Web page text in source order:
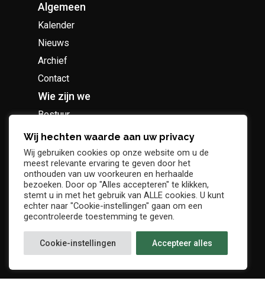
Algemeen
Kalender
Nieuws
Archief
Contact
Wie zijn we
Bestuur
Geschiedenis
Supportersclub
Socio Business Club
Wij hechten waarde aan uw privacy
Wij gebruiken cookies op onze website om u de
meest relevante ervaring te geven door het
onthouden van uw voorkeuren en herhaalde
bezoeken. Door op "Alles accepteren" te klikken,
stemt u in met het gebruik van ALLE cookies. U kunt
echter naar "Cookie-instellingen" gaan om een
gecontroleerde toestemming te geven.
Cookie-instellingen Accepteer alles